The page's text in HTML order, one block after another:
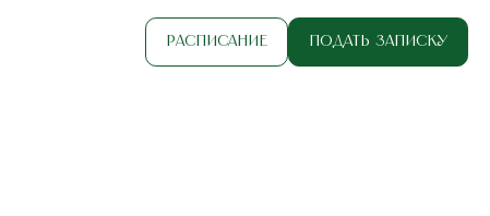
Расписание Подать записку